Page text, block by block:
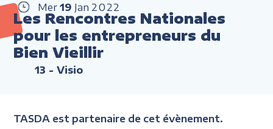
Mer 19 Jan 2022
Les Rencontres Nationales
pour les entrepreneurs du
Bien Vieillir
13 - Visio
TASDA est partenaire de cet évènement.